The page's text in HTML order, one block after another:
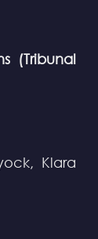
(Tribunal
Klara